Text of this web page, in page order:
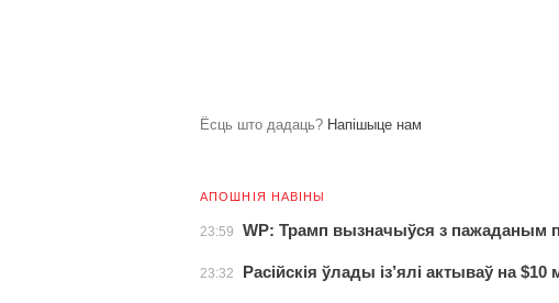
Ёсць што дадаць? Напішыце нам
АПОШНІЯ НАВІНЫ
23:59 WP: Трамп вызначыўся з пажаданым
23:32 Расійскія ўлады із’ялі актываў на